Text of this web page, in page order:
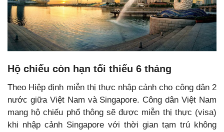
Hộ chiếu còn hạn tối thiểu 6 tháng
Theo Hiệp định miễn thị thực nhập cảnh cho công dân 2
nước giữa Việt Nam và Singapore. Công dân Việt Nam
mang hộ chiếu phổ thông sẽ được miễn thị thực (visa)
khi nhập cảnh Singapore với thời gian tạm trú không